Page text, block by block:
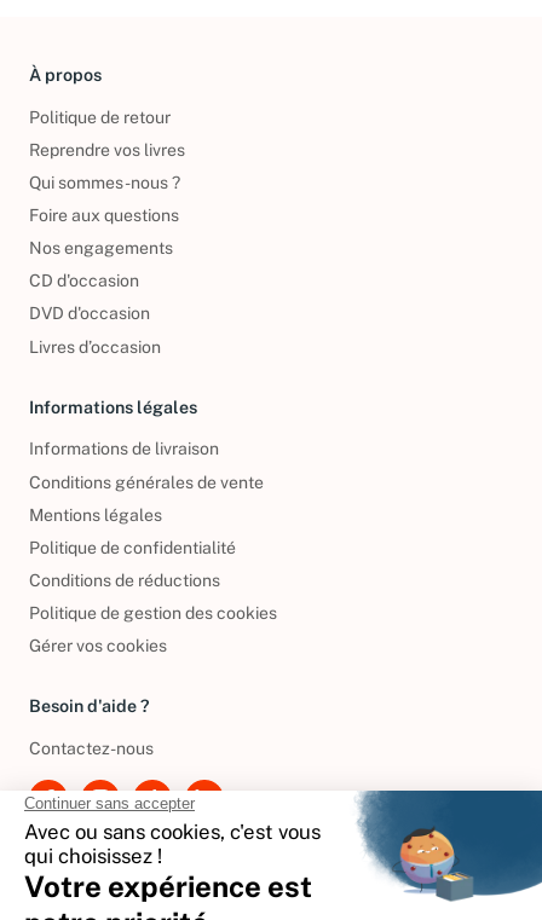
À propos
Politique de retour
Reprendre vos livres
Qui sommes-nous ?
Foire aux questions
Nos engagements
CD d'occasion
DVD d'occasion
Livres d’occasion
Informations légales
Informations de livraison
Conditions générales de vente
Mentions légales
Politique de confidentialité
Conditions de réductions
Politique de gestion des cookies
Gérer vos cookies
Besoin d'aide ?
Contactez-nous
International
🇪🇸Espagne